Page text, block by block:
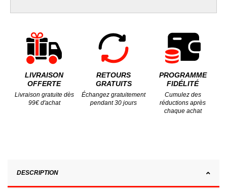
LIVRAISON
OFFERTE
Livraison gratuite dès
99€ d'achat
RETOURS
GRATUITS
Échangez gratuitement
pendant 30 jours
PROGRAMME
FIDÉLITÉ
Cumulez des
réductions après
chaque achat
DESCRIPTION